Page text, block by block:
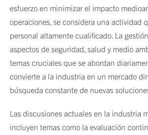
esfuerzo en minimizar el impacto
operaciones, se considera una actividad
personal altamente cualificado. La
aspectos de seguridad, salud y medio
temas cruciales que se abordan
convierte a la industria en un mercado
búsqueda constante de nuevas
Las discusiones actuales en la industria
incluyen temas como la evaluación